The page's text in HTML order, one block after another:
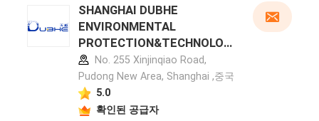
SHANGHAI DUBHE
ENVIRONMENTAL
PROTECTION&TECHNOLOG
Y CO.,LTD 제조업체 프로필
No. 255 Xinjinqiao Road,
Pudong New Area, Shanghai ,중국
5.0
확인된 공급자